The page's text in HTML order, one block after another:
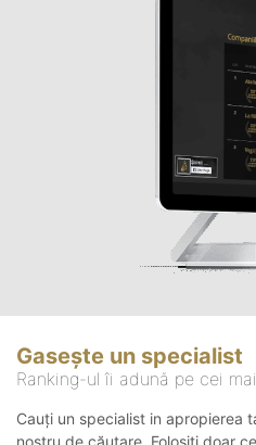
Gasește un specialist
Ranking-ul îi adună pe cei
Cauți un specialist in apropierea
nostru de căutare. Folosiți doar